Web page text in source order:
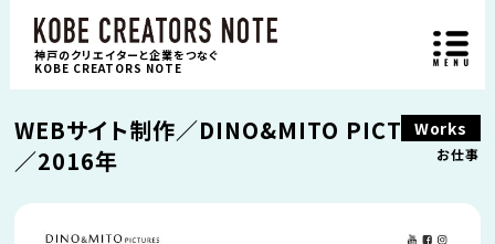
神戸のクリエイターと企業をつなぐ
KOBE CREATORS NOTE
Works
お仕事
WEBサイト制作／DINO&MITO PICTURES
／2016年